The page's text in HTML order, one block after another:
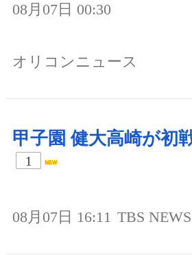
08月07日 00:30
オリコンニュース
甲子園 健大高崎が初
1
08月07日 16:11 TBS